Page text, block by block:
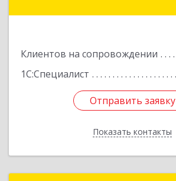
Клиентов на сопровождении
1С:Специалист
Отправить заявку
Показать контакты
Отправить заявку
Назад